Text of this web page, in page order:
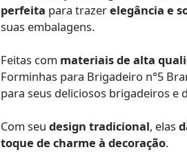
perfeita para trazerelegância e
suas embalagens.
Feitas com materiais de alta
Forminhas para Brigadeiro n°5
para seus deliciosos brigadeiros e
Com seudesign tradicional, elas
toque de charme à decoração.